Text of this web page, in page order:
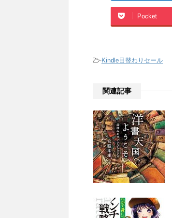
Pocket
-Kindle日替わりセール
関連記事